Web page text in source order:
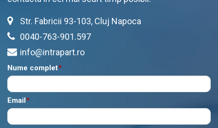
Str. Fabricii 93-103, Cluj Napoca
0040-763-901.597
info@intrapart.ro
*
Nume complet
*
Email